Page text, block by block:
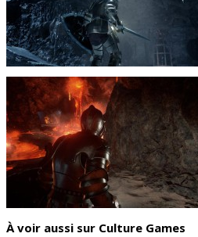
À voir aussi sur Culture Games